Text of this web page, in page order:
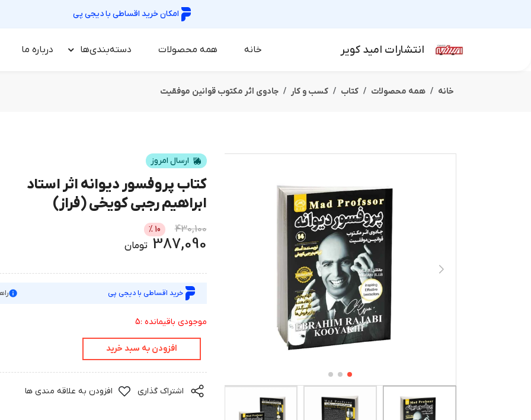
امکان خرید اقساطی بادیجی پی
انتشارات امید کویر خانه همه محصولات دسته‌بندی‌ها درباره‌ ما
خانه همه محصولات کتاب کسب و کار جادوی اثر مکتوب قوانین موفقیت
ارسال امروز
کتاب پروفسور دیوانه اثر استاد
ابراهیم رجبی کویخی (فراز)
430,100
10
%
387,090 تومان
خرید اقساطی با دیجی پی
موجودی باقیمانده :5
افزودن به سبد خرید
اشتراک گذاری افزودن به علاقه مندی ها